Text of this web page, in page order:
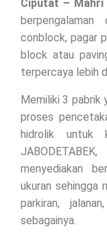
Ciputat – Mahri
conblock, pagar
block atau
terpercaya lebih
Memiliki 3 pabrik
proses
hidrolik untuk
menyediakan
ukuran sehingga
parkiran,
sebagainya.